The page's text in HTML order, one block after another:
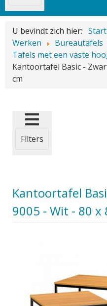
U bevindt zich hier: Start
Werken
Bureautafels
Tafels met een vaste
Kantoortafel Basic -
cm
Filters
Kantoortafel
9005 - Wit - 80 x